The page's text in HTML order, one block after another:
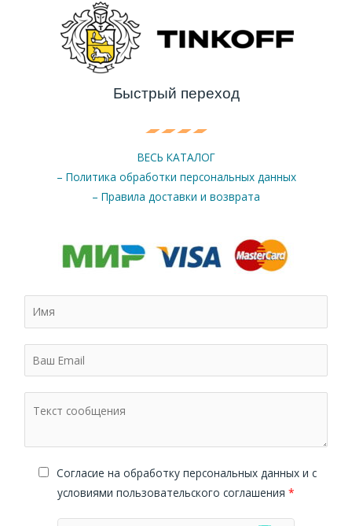
Быстрый переход
ВЕСЬ КАТАЛОГ
– Политика обработки персональных данных
– Правила доставки и возврата
Cогласие на обработку персональных данных и с
условиями пользовательского соглашения *